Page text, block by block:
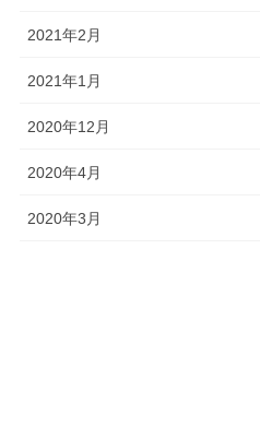
2021年2月
2021年1月
2020年12月
2020年4月
2020年3月